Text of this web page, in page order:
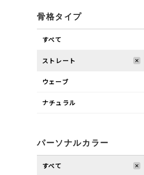
骨格タイプ
すべて
ストレート
ウェーブ
ナチュラル
パーソナルカラー
すべて